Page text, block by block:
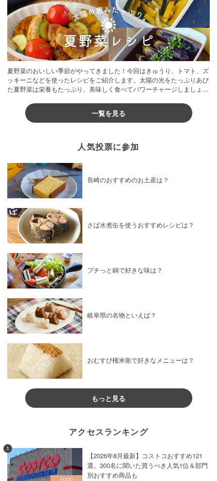
夏野菜のおいしい季節がやってきました！今回はきゅうり、トマト、ズ
ッキーニなどを使ったレシピをご紹介します。太陽の光をたっぷりあび
た夏野菜は栄養もたっぷり。美味しく食べてパワーチャージしましょう
一覧を見る
人気投票に参加
長崎のおすすめのお土産は？
さば水煮缶を使うおすすめレシピは？
プチっと鍋で好きな味は？
岐阜県の名物といえば？
おむすび権米衛で好きなメニューは？
もっと見る
アクセスランキング
1
【2026年8月最新】コストコおすすめ121
選。300名に聞いた買うべき人気1位＆部門
別おすすめ商品も